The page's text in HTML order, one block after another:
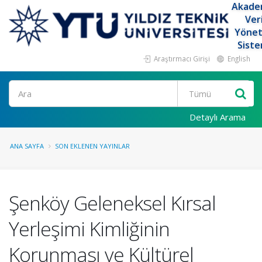
Araştırmacı Girişi English
Ara
Detaylı Arama
ANA SAYFA SON EKLENEN YAYINLAR
Şenköy Geleneksel Kırsal
Yerleşimi Kimliğinin
Korunması ve Kültürel